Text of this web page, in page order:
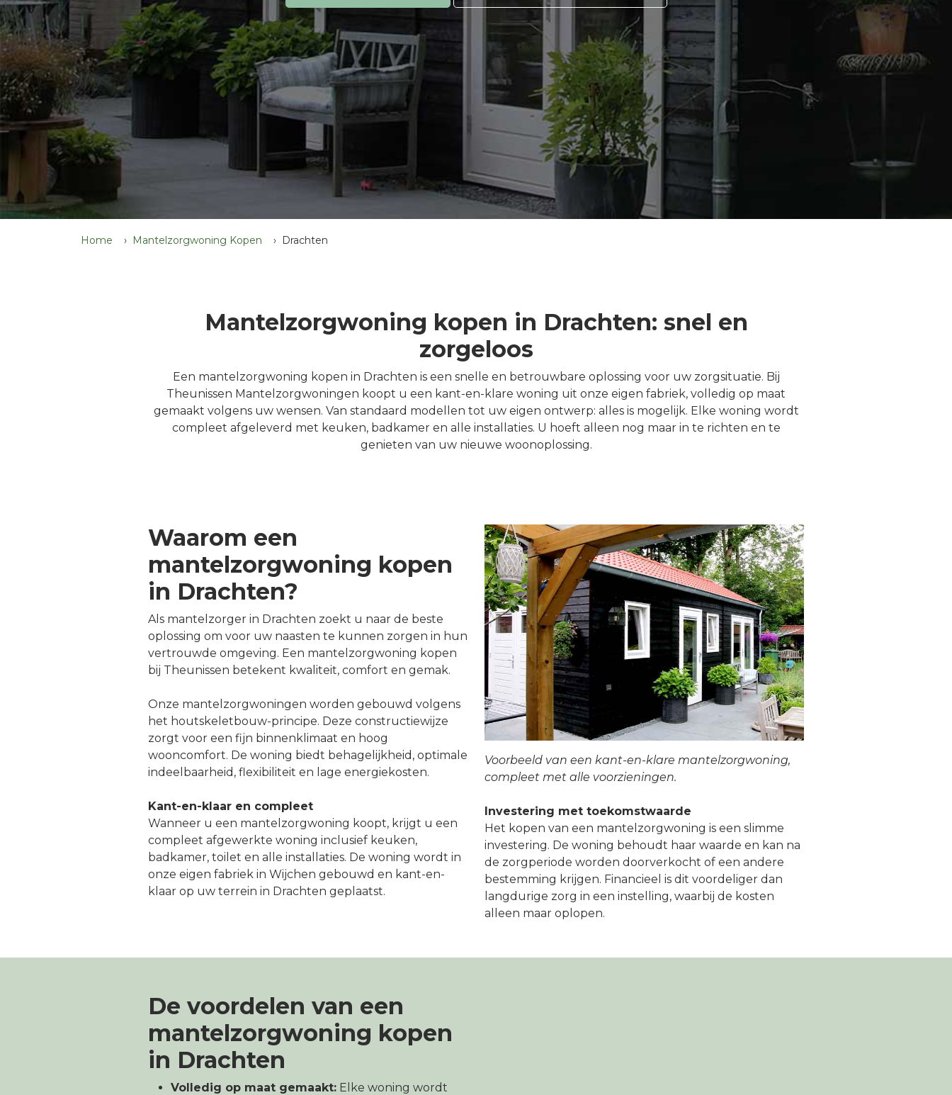
Home Mantelzorgwoning Kopen Drachten
Mantelzorgwoning kopen in Drachten: snel en
zorgeloos
Een mantelzorgwoning kopen in Drachten is een snelle en betrouwbare oplossing voor uw zorgsituatie. Bij
Theunissen Mantelzorgwoningen koopt u een kant-en-klare woning uit onze eigen fabriek, volledig op maat
gemaakt volgens uw wensen. Van standaard modellen tot uw eigen ontwerp: alles is mogelijk. Elke woning wordt
compleet afgeleverd met keuken, badkamer en alle installaties. U hoeft alleen nog maar in te richten en te
genieten van uw nieuwe woonoplossing.
Waarom een
mantelzorgwoning kopen
in Drachten?
Als mantelzorger in Drachten zoekt u naar de beste
oplossing om voor uw naasten te kunnen zorgen in hun
vertrouwde omgeving. Een mantelzorgwoning kopen
bij Theunissen betekent kwaliteit, comfort en gemak.
Onze mantelzorgwoningen worden gebouwd volgens
het houtskeletbouw-principe. Deze constructiewijze
zorgt voor een fijn binnenklimaat en hoog
wooncomfort. De woning biedt behagelijkheid, optimale
indeelbaarheid, flexibiliteit en lage energiekosten.
Kant-en-klaar en compleet
Wanneer u een mantelzorgwoning koopt, krijgt u een
compleet afgewerkte woning inclusief keuken,
badkamer, toilet en alle installaties. De woning wordt in
onze eigen fabriek in Wijchen gebouwd en kant-en-
klaar op uw terrein in Drachten geplaatst.
Voorbeeld van een kant-en-klare mantelzorgwoning,
compleet met alle voorzieningen.
Investering met toekomstwaarde
Het kopen van een mantelzorgwoning is een slimme
investering. De woning behoudt haar waarde en kan na
de zorgperiode worden doorverkocht of een andere
bestemming krijgen. Financieel is dit voordeliger dan
langdurige zorg in een instelling, waarbij de kosten
alleen maar oplopen.
De voordelen van een
mantelzorgwoning kopen
in Drachten
Volledig op maat gemaakt: Elke woning wordt